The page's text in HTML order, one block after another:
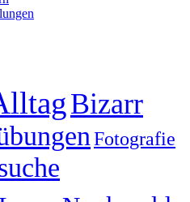
Bizarr
Fotografie